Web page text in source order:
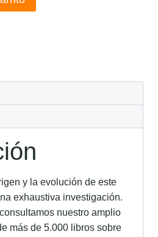
y la evolución de este
exhaustiva investigación.
nuestro amplio
más de 5.000 libros sobre